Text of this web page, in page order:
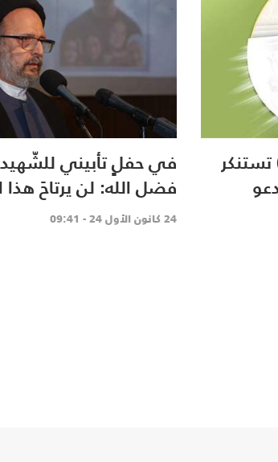
في حفلٍ تأبيني للشّهيد
فضل الله: لن يرتاحَ
العدّو مُتغطرسًا ومُحتلاً
24 كانون الأول 24 - 09:41